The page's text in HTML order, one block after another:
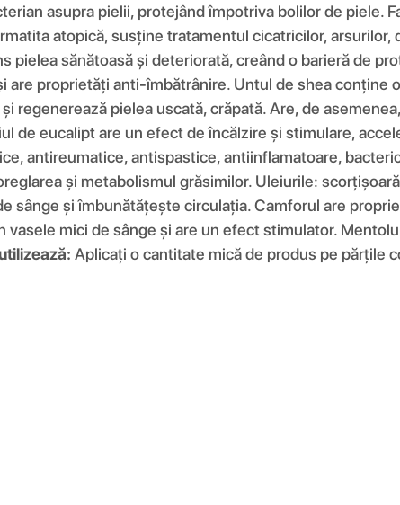
asupra pielii, protejând împotriva bolilor de piele.
atopică, susține tratamentul cicatricilor, arsurilor,
sănătoasă și deteriorată, creând o barieră de
proprietăți anti-îmbătrânire. Untul de shea conține
regenerează pielea uscată, crăpată. Are, de
de eucalipt are un efect de încălzire și stimulare,
antireumatice, antispastice, antiinflamatoare,
și metabolismul grăsimilor. Uleiurile:
sânge și îmbunătățește circulația. Camforul are
mici de sânge și are un efect stimulator.
Aplicați o cantitate mică de produs pe părțile